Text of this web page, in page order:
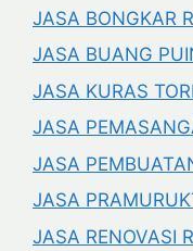
JASA BONGKAR
JASA BUANG
JASA KURAS
JASA
JASA
JASA
JASA RENOVASI